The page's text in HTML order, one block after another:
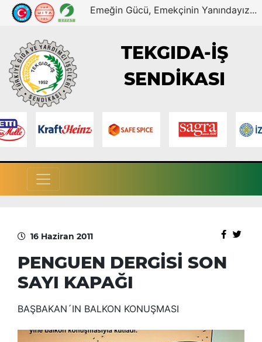
Emeğin Gücü, Emekçinin Yanındayız...
TEKGIDA-İŞ
SENDİKASI
16 Haziran 2011
PENGUEN DERGİSİ SON
SAYI KAPAĞI
BAŞBAKAN´IN BALKON KONUŞMASI